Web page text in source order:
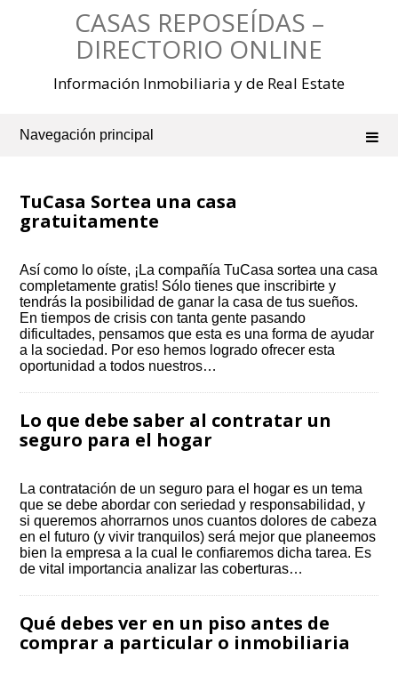
CASAS REPOSEÍDAS –
DIRECTORIO ONLINE
Información Inmobiliaria y de Real Estate
Navegación principal
TuCasa Sortea una casa
gratuitamente
Así como lo oíste, ¡La compañía TuCasa sortea una casa
completamente gratis! Sólo tienes que inscribirte y
tendrás la posibilidad de ganar la casa de tus sueños.
En tiempos de crisis con tanta gente pasando
dificultades, pensamos que esta es una forma de ayudar
a la sociedad. Por eso hemos logrado ofrecer esta
oportunidad a todos nuestros…
Lo que debe saber al contratar un
seguro para el hogar
La contratación de un seguro para el hogar es un tema
que se debe abordar con seriedad y responsabilidad, y
si queremos ahorrarnos unos cuantos dolores de cabeza
en el futuro (y vivir tranquilos) será mejor que planeemos
bien la empresa a la cual le confiaremos dicha tarea. Es
de vital importancia analizar las coberturas…
Qué debes ver en un piso antes de
comprar a particular o inmobiliaria